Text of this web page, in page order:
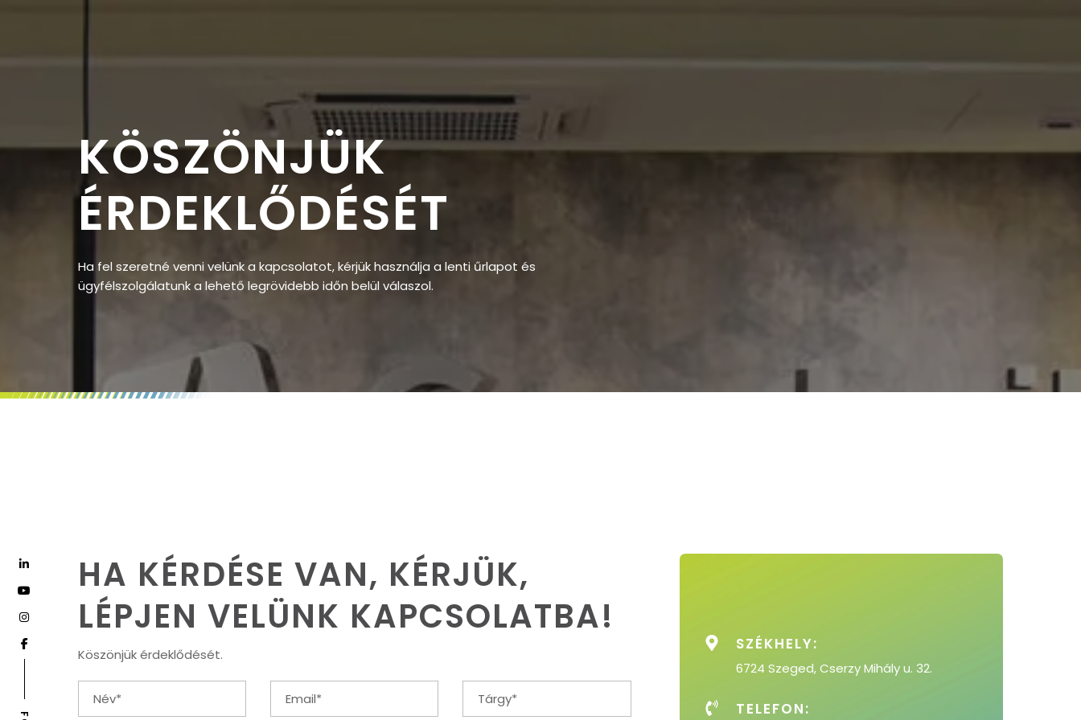
KÖSZÖNJÜK
ÉRDEKLŐDÉSÉT
Ha fel szeretné venni velünk a kapcsolatot, kérjük használja a lenti űrlapot és
ügyfélszolgálatunk a lehető legrövidebb időn belül válaszol.
HA KÉRDÉSE VAN, KÉRJÜK,
LÉPJEN VELÜNK KAPCSOLATBA!
Köszönjük érdeklődését.
SZÉKHELY:
6724 Szeged, Cserzy Mihály u. 32.
TELEFON: